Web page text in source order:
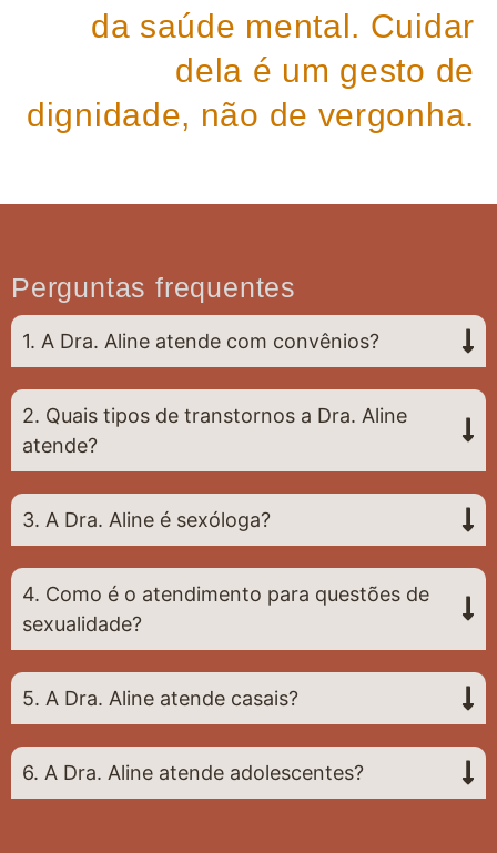
da saúde mental. Cuidar
dela é um gesto de
dignidade, não de vergonha.
Perguntas frequentes
1. A Dra. Aline atende com convênios?
2. Quais tipos de transtornos a Dra. Aline
atende?
3. A Dra. Aline é sexóloga?
4. Como é o atendimento para questões de
sexualidade?
5. A Dra. Aline atende casais?
6. A Dra. Aline atende adolescentes?